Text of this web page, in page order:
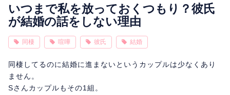
いつまで私を放っておくつもり？彼氏
が結婚の話をしない理由
同棲 喧嘩 彼氏 結婚
同棲してるのに結婚に進まないというカップルは少なくあり
ません。
Sさんカップルもその1組。